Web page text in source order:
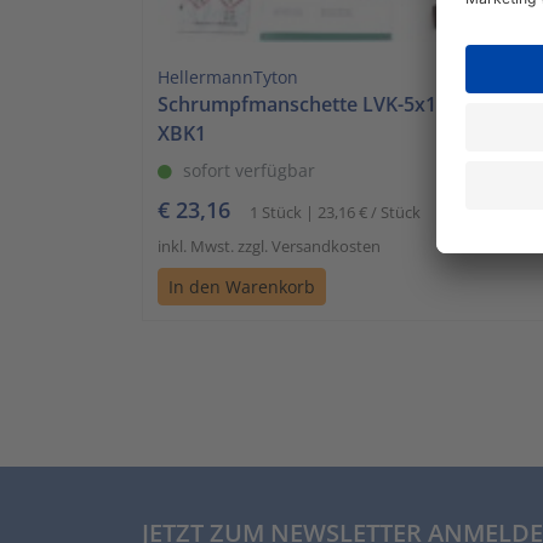
HellermannTyton
Schrumpfmanschette LVK-5x1.5-16 PO-
XBK1
sofort verfügbar
€ 23,16
1 Stück | 23,16 € / Stück
inkl. Mwst. zzgl. Versandkosten
In den Warenkorb
JETZT ZUM NEWSLETTER